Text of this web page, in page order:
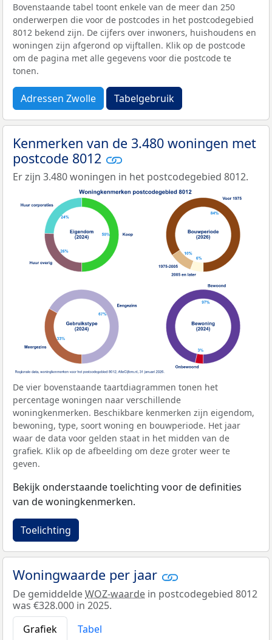
Bovenstaande tabel toont enkele van de meer dan 250
onderwerpen die voor de postcodes in het postcodegebied
8012 bekend zijn. De cijfers over inwoners, huishoudens en
woningen zijn afgerond op vijftallen. Klik op de postcode
om de pagina met alle gegevens voor die postcode te
tonen.
Adressen Zwolle Tabelgebruik
Kenmerken van de 3.480 woningen met
postcode 8012
Er zijn 3.480 woningen in het postcodegebied 8012.
De vier bovenstaande taartdiagrammen tonen het
percentage woningen naar verschillende
woningkenmerken. Beschikbare kenmerken zijn eigendom,
bewoning, type, soort woning en bouwperiode. Het jaar
waar de data voor gelden staat in het midden van de
grafiek. Klik op de afbeelding om deze groter weer te
geven.
Bekijk onderstaande toelichting voor de definities
van de woningkenmerken.
Toelichting
Woningwaarde per jaar
De gemiddeldeWOZ-waarde in postcodegebied 8012
was €328.000 in 2025.
Grafiek
Tabel